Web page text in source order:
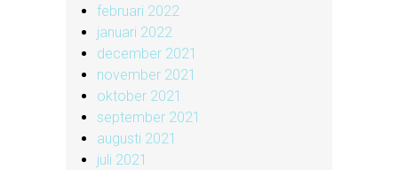
februari 2022
januari 2022
december 2021
november 2021
oktober 2021
september 2021
augusti 2021
juli 2021